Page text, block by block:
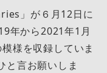
」が６月12日に
年から2021年1月
様を収録していま
と言お願いしま